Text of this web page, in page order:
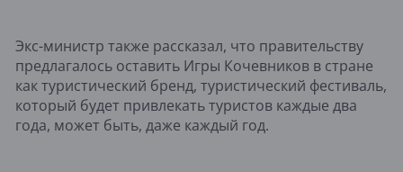
Экс-министр также рассказал, что правительству
предлагалось оставить Игры Кочевников в стране
как туристический бренд, туристический фестиваль,
который будет привлекать туристов каждые два
года, может быть, даже каждый год.